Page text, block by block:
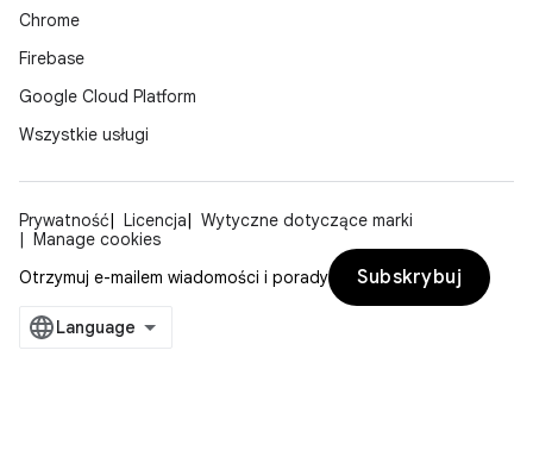
Chrome
Firebase
Google Cloud Platform
Wszystkie usługi
Prywatność Licencja
Wytyczne dotyczące marki
Manage cookies
Otrzymuj e-mailem wiadomości i porady
Subskrybuj